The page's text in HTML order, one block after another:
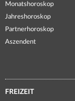
Monatshoroskop
Jahreshoroskop
Partnerhoroskop
Aszendent
FREIZEIT